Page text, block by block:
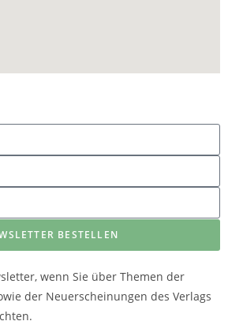
BESTELLEN
wenn Sie über Themen der
der Neuerscheinungen des Verlags